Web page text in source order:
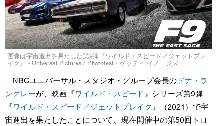
画像は宇宙進出を果たした第9弾『ワイルド・スピード／ジェットブレ
イク』 - Universal Pictures / Photofest / ゲッティ イメージズ
NBCユニバーサル・スタジオ・グループ会長の ドナ・ラ
ングレーが、映画『ワイルド・スピード 』シリーズ第9弾
『ワイルド・スピード／ジェットブレイク 』（2021）で宇
宙進出を果たしたことについて、現在開催中の第50回トロ